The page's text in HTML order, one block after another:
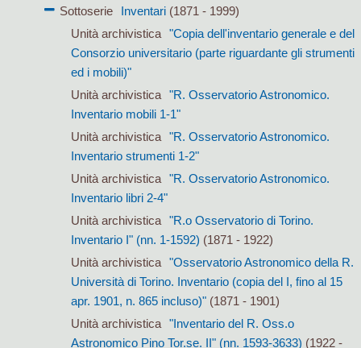
Sottoserie
Inventari (1871 - 1999)
Unità archivistica
"Copia dell'inventario generale e del
Consorzio universitario (parte riguardante gli strumenti
ed i mobili)"
Unità archivistica
"R. Osservatorio Astronomico.
Inventario mobili 1-1"
Unità archivistica
"R. Osservatorio Astronomico.
Inventario strumenti 1-2"
Unità archivistica
"R. Osservatorio Astronomico.
Inventario libri 2-4"
Unità archivistica
"R.o Osservatorio di Torino.
Inventario I" (nn. 1-1592) (1871 - 1922)
Unità archivistica
"Osservatorio Astronomico della R.
Università di Torino. Inventario (copia del I, fino al 15
apr. 1901, n. 865 incluso)"(1871 - 1901)
Unità archivistica
"Inventario del R. Oss.o
Astronomico Pino Tor.se. II" (nn. 1593-3633) (1922 -